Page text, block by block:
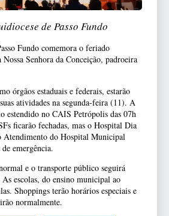
de Passo Fundo
Fundo comemora o feriado
Senhora da Conceição, padroeira
órgãos estaduais e federais, estarão
atividades na segunda-feira (11). A
estendido no CAIS Petrópolis das 07h
ficarão fechadas, mas o Hospital Dia
Atendimento do Hospital Municipal
emergência.
e o transporte público seguirá
escolas, do ensino municipal ao
Shoppings terão horários especiais e
normalmente.